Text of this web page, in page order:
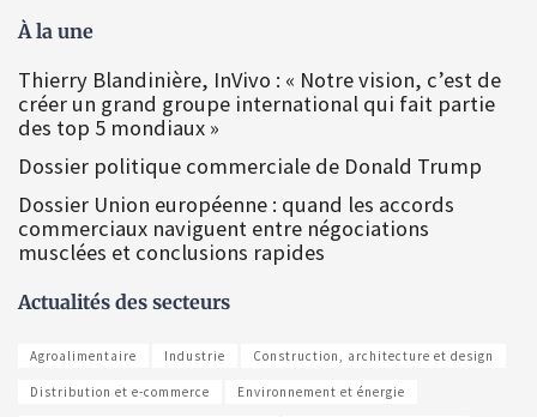
À la une
Thierry Blandinière, InVivo : « Notre vision, c’est de
créer un grand groupe international qui fait partie
des top 5 mondiaux »
Dossier politique commerciale de Donald Trump
Dossier Union européenne : quand les accords
commerciaux naviguent entre négociations
musclées et conclusions rapides
Actualités des secteurs
Agroalimentaire Industrie Construction, architecture et design
Distribution et e-commerce Environnement et énergie